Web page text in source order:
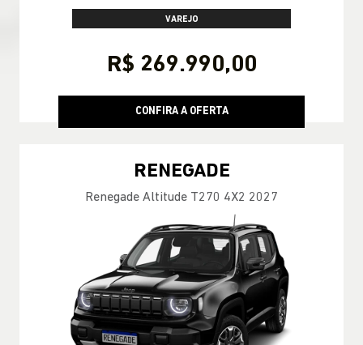
VAREJO
R$ 269.990,00
CONFIRA A OFERTA
RENEGADE
Renegade Altitude T270 4X2 2027